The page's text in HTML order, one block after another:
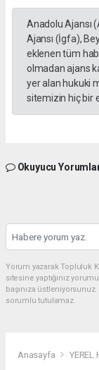
Anadolu Ajansı
Ajansı (İgfa),
eklenen tüm
olmadan ajans
yer alan hukuki
sitemizin hiç bir
Okuyucu
Yorum yazarak Topluluk
sitesine yaptığınız
başınıza
sorumlu tutulamaz.
Anasayfa YEREL